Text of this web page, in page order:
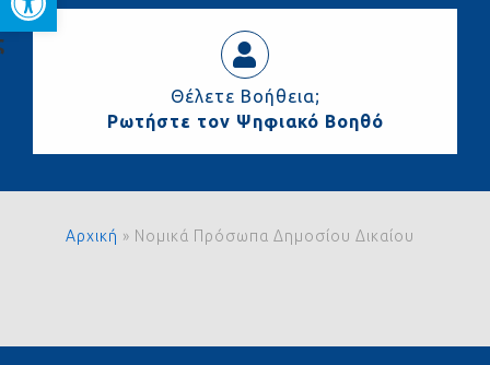
Θέλετε Βοήθεια;
Ρωτήστε τον Ψηφιακό Βοηθό
Αρχική » Νομικά Πρόσωπα Δημοσίου Δικαίου